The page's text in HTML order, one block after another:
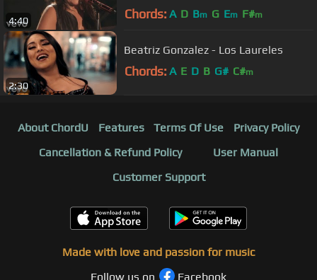
4:40 Chords: A D Bm G Em F#m
2:30
Beatriz Gonzalez - Los Laureles
Chords: A E D B G# C#m
About ChordU Features Terms Of Use
Privacy Policy
Cancellation & Refund Policy
User Manual
Customer Support
Made with love and passion for music
Follow us on
Facebook